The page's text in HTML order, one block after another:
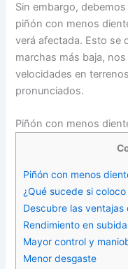
Sin embargo,
piñón con menos
verá afectada. Esto se
marchas más baja,
velocidades en
pronunciados.
Piñón con menos
Piñón con menos
¿Qué sucede si
Descubre las ventajas
Rendimiento en
Mayor control y
Menor desgaste